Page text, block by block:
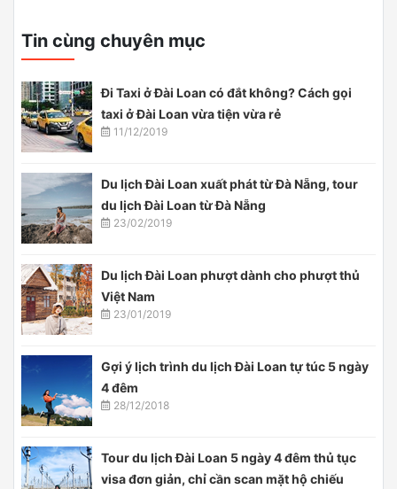
Tin cùng chuyên mục
Đi Taxi ở Đài Loan có đắt không? Cách gọi
taxi ở Đài Loan vừa tiện vừa rẻ
11/12/2019
Du lịch Đài Loan xuất phát từ Đà Nẵng, tour
du lịch Đài Loan từ Đà Nẵng
23/02/2019
Du lịch Đài Loan phượt dành cho phượt thủ
Việt Nam
23/01/2019
Gợi ý lịch trình du lịch Đài Loan tự túc 5 ngày
4 đêm
28/12/2018
Tour du lịch Đài Loan 5 ngày 4 đêm thủ tục
visa đơn giản, chỉ cần scan mặt hộ chiếu